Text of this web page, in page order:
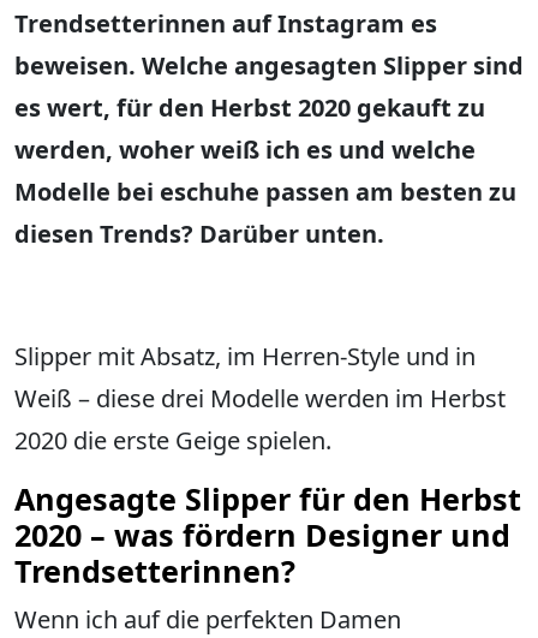
Trendsetterinnen auf Instagram es
beweisen. Welche angesagten Slipper sind
es wert, für den Herbst 2020 gekauft zu
werden, woher weiß ich es und welche
Modelle bei eschuhe passen am besten zu
diesen Trends? Darüber unten.
Slipper mit Absatz, im Herren-Style und in
Weiß – diese drei Modelle werden im Herbst
2020 die erste Geige spielen.
Angesagte Slipper für den Herbst
2020 – was fördern Designer und
Trendsetterinnen?
Wenn ich auf die perfekten Damen